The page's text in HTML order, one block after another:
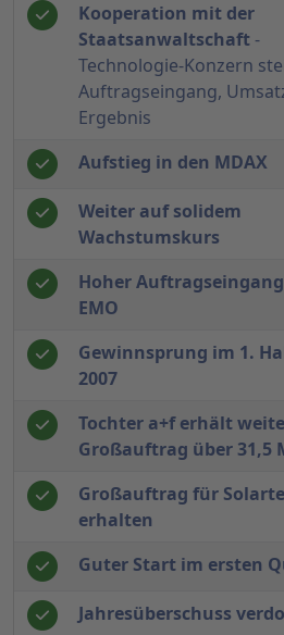
Kooperation mit der
Staatsanwaltschaft-
Technologie-Konzern
Auftragseingang,
Ergebnis
Aufstieg in den MDAX
Weiter auf solidem
Wachstumskurs
Hoher
EMO
Gewinnsprung im 1.
2007
Tochter a+f erhält
Großauftrag über 31,5
Großauftrag für
erhalten
Guter Start im ersten
Jahresüberschuss